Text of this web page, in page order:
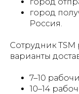
город
Россия.
Сотрудник
варианты
7–10
10–14